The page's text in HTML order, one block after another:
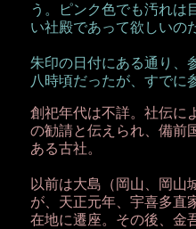
う。ピンク色でも汚れは
い社殿であって欲しいの
朱印の日付にある通り、
八時頃だったが、すでに
創祀年代は不詳。社伝に
の勧請と伝えられ、備前
ある古社。
以前は大島（岡山、岡山
が、天正元年、宇喜多直
在地に遷座。その後、金